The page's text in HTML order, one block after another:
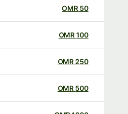
50
OMR
100
OMR
250
OMR
500
OMR